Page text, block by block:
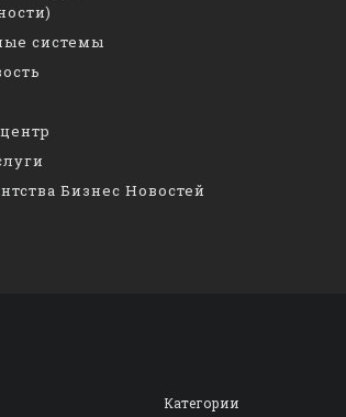
системы
Бизнес Новостей
Категории